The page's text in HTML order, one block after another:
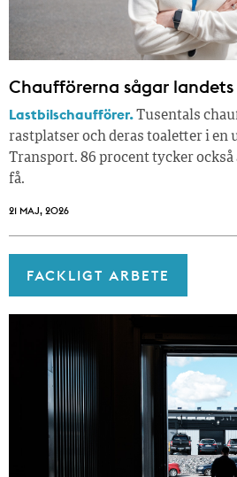
Chaufförerna sågar
Lastbilschaufförer.Tusentals
rastplatser och deras toaletter i en
Transport. 86 procent tycker
få.
21 MAJ, 2026
FACKLIGT ARBETE